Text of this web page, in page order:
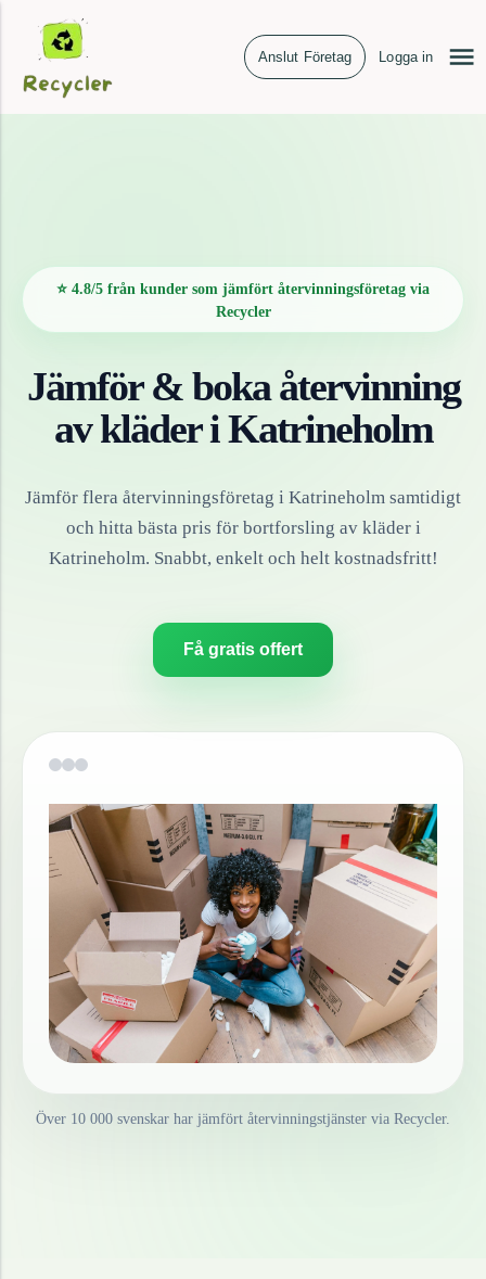
Anslut Företag Logga in
⭐ 4.8/5 från kunder som jämfört återvinningsföretag via
Recycler
Jämför & boka återvinning
avkläderiKatrineholm
Jämför flera återvinningsföretag i Katrineholm samtidigt
och hitta bästa pris för bortforsling av kläderi
Katrineholm. Snabbt, enkelt och helt kostnadsfritt!
Få gratis offert
Över 10 000 svenskar har jämfört återvinningstjänster via Recycler.